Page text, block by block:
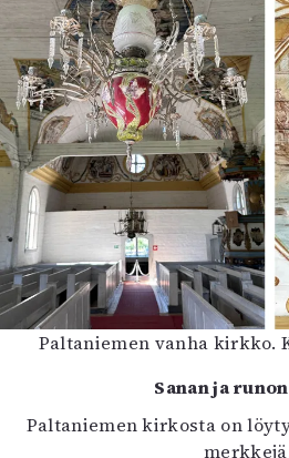
Paltaniemen vanha kirkko.
Sanan ja
Paltaniemen kirkosta on